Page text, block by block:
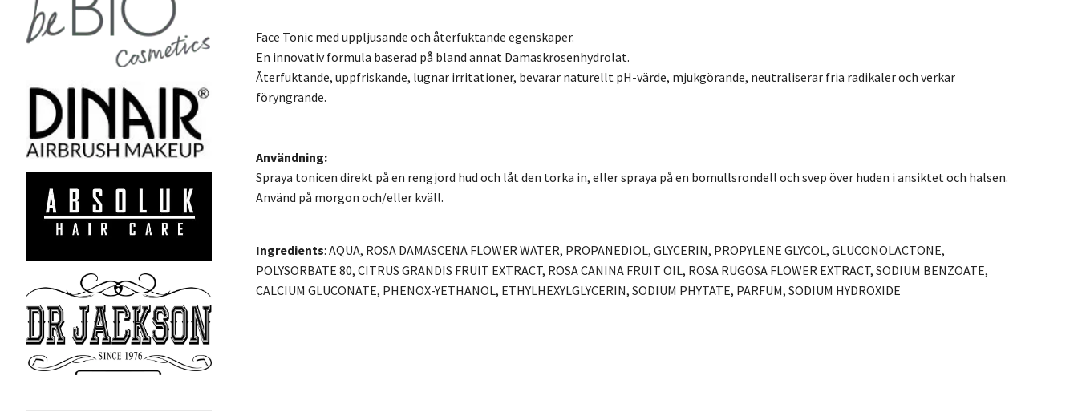
Face Tonic med uppljusande och återfuktande egenskaper.
En innovativ formula baserad på bland annat Damaskrosenhydrolat.
Återfuktande, uppfriskande, lugnar irritationer, bevarar naturellt pH-värde, mjukgörande, neutraliserar fria radikaler och verkar
föryngrande.
Användning:
Spraya tonicen direkt på en rengjord hud och låt den torka in, eller spraya på en bomullsrondell och svep över huden i ansiktet och halsen.
Använd på morgon och/eller kväll.
Ingredients: AQUA, ROSA DAMASCENA FLOWER WATER, PROPANEDIOL, GLYCERIN, PROPYLENE GLYCOL, GLUCONOLACTONE,
POLYSORBATE 80, CITRUS GRANDIS FRUIT EXTRACT, ROSA CANINA FRUIT OIL, ROSA RUGOSA FLOWER EXTRACT, SODIUM BENZOATE,
CALCIUM GLUCONATE, PHENOX-YETHANOL, ETHYLHEXYLGLYCERIN, SODIUM PHYTATE, PARFUM, SODIUM HYDROXIDE